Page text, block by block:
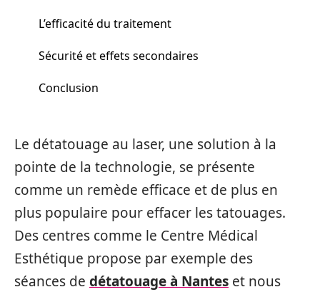
L’efficacité du traitement
Sécurité et effets secondaires
Conclusion
Le détatouage au laser, une solution à la
pointe de la technologie, se présente
comme un remède efficace et de plus en
plus populaire pour effacer les tatouages.
Des centres comme le Centre Médical
Esthétique propose par exemple des
séances de détatouage à Nantes et nous